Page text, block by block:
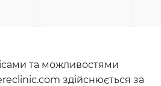
та можливостями
здійснюється за